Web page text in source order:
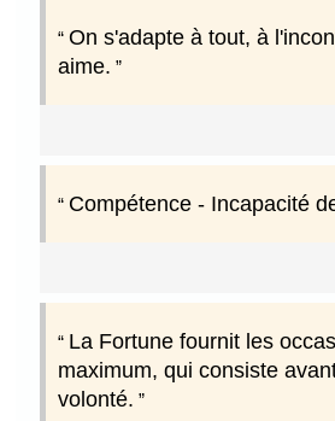
On s'adapte à tout, à
aime.
Compétence - Incapacité
La Fortune fournit les
maximum, qui consiste
volonté.